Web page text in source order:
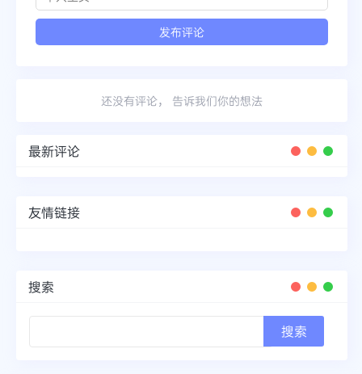
还没有评论， 告诉我们你的想法
最新评论
友情链接
搜索